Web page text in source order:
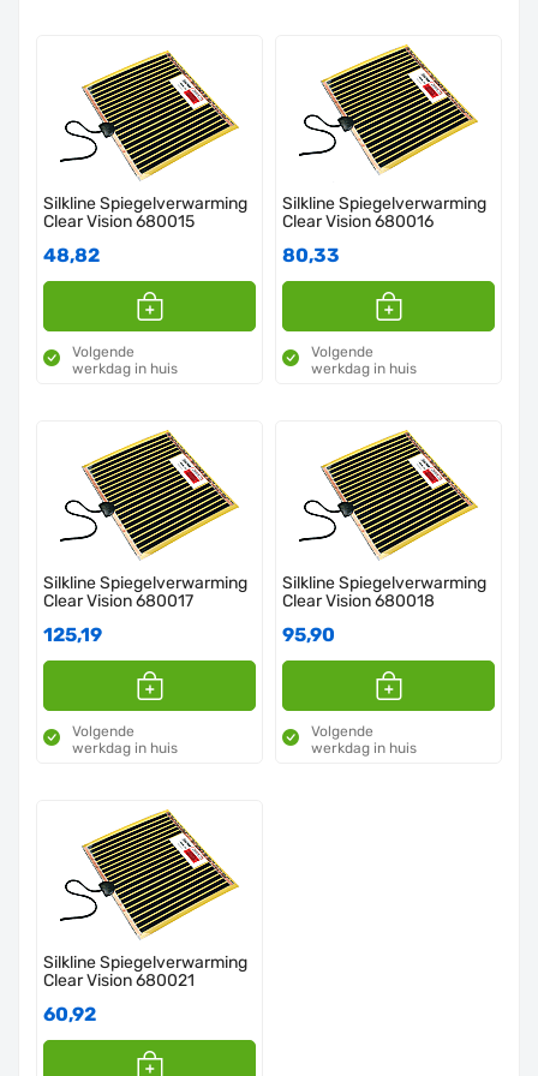
Silkline Spiegelverwarming
Clear Vision 680015
48,82
Volgende
werkdag in huis
Silkline Spiegelverwarming
Clear Vision 680016
80,33
Volgende
werkdag in huis
Silkline Spiegelverwarming
Clear Vision 680017
125,19
Volgende
werkdag in huis
Silkline Spiegelverwarming
Clear Vision 680018
95,90
Volgende
werkdag in huis
Silkline Spiegelverwarming
Clear Vision 680021
60,92